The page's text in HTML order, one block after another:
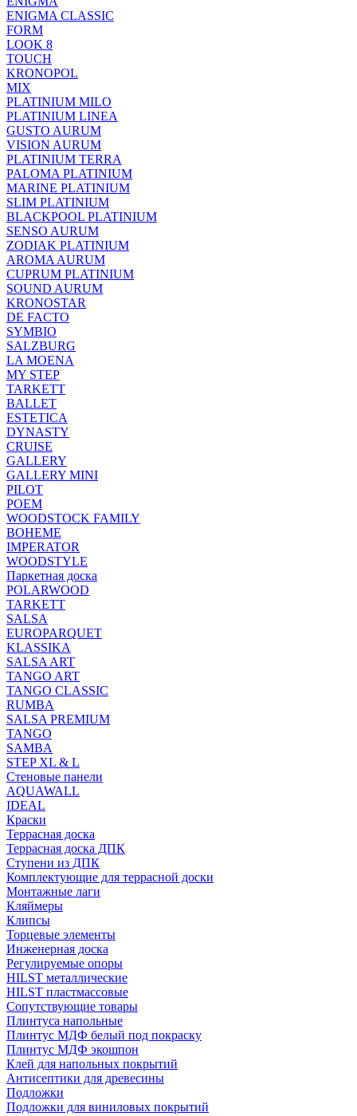
ENIGMA CLASSIC
FORM
LOOK 8
TOUCH
KRONOPOL
MIX
PLATINIUM MILO
PLATINIUM LINEA
GUSTO AURUM
VISION AURUM
PLATINIUM TERRA
PALOMA PLATINIUM
MARINE PLATINIUM
SLIM PLATINIUM
BLACKPOOL PLATINIUM
SENSO AURUM
ZODIAK PLATINIUM
AROMA AURUM
CUPRUM PLATINIUM
SOUND AURUM
KRONOSTAR
DE FACTO
SYMBIO
SALZBURG
LA MOENA
MY STEP
TARKETT
BALLET
ESTETICA
DYNASTY
CRUISE
GALLERY
GALLERY MINI
PILOT
POEM
WOODSTOCK FAMILY
BOHEME
IMPERATOR
WOODSTYLE
Паркетная доска
POLARWOOD
TARKETT
SALSA
EUROPARQUET
KLASSIKA
SALSA ART
TANGO ART
TANGO CLASSIC
RUMBA
SALSA PREMIUM
TANGO
SAMBA
STEP XL & L
Стеновые панели
AQUAWALL
IDEAL
Краски
Террасная доска
Террасная доска ДПК
Ступени из ДПК
Комплектующие для террасной доски
Монтажные лаги
Кляймеры
Клипсы
Торцевые элементы
Инженерная доска
Регулируемые опоры
HILST металлические
HILST пластмассовые
Сопутствующие товары
Плинтуса напольные
Плинтус МДФ белый под покраску
Плинтус МДФ экошпон
Клей для напольных покрытий
Антисептики для древесины
Подложки
Подложки для виниловых покрытий